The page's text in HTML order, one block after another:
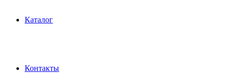
Каталог
Контакты